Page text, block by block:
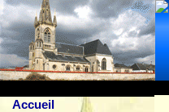
Accueil